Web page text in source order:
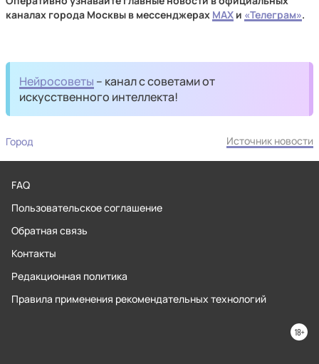
каналах города Москвы в мессенджерах MAX и «Телеграм».
Нейросоветы – канал с советами от
искусственного интеллекта!
Город Источник новости
FAQ
Пользовательское соглашение
Обратная связь
Контакты
Редакционная политика
Правила применения рекомендательных технологий